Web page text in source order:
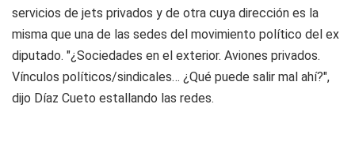
servicios de jets privados y de otra cuya dirección es la
misma que una de las sedes del movimiento político del ex
diputado. "¿Sociedades en el exterior. Aviones privados.
Vínculos políticos/sindicales… ¿Qué puede salir mal ahí?",
dijo Díaz Cueto estallando las redes.